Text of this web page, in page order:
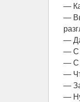
—
— Вы
—
— С
— С
—
—
—